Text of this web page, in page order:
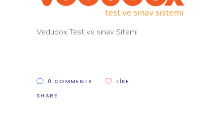
Vedubox Test ve sınav Sitemi
0 COMMENTS
LIKE
SHARE